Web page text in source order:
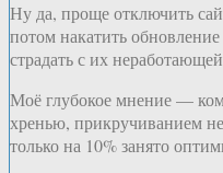
Ну да, проще отключить
потом накатить
страдать с их
Моё глубокое мнение —
хренью, прикручиванием
только на 10% занято